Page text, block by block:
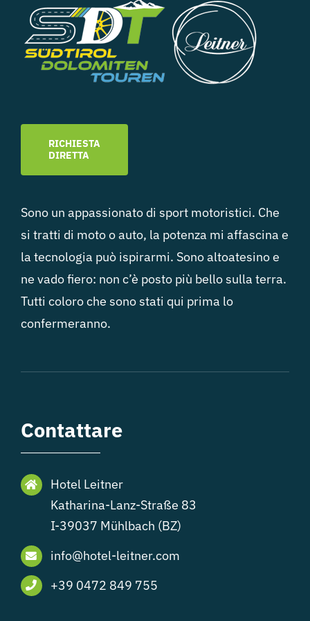
RICHIESTA
DIRETTA
Sono un appassionato di sport motoristici. Che
si tratti di moto o auto, la potenza mi affascina e
la tecnologia può ispirarmi. Sono altoatesino e
ne vado fiero: non c’è posto più bello sulla terra.
Tutti coloro che sono stati qui prima lo
confermeranno.
Contattare
Hotel Leitner
Katharina-Lanz-Straße 83
I-39037 Mühlbach (BZ)
info@hotel-leitner.com
+39 0472 849 755